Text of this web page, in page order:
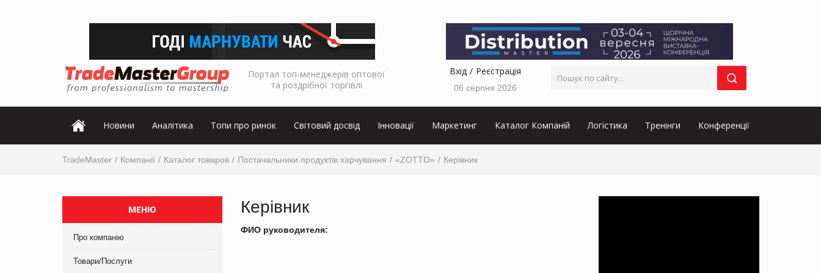
Портал топ-менеджерів оптової
та роздрібної торгівлі
Вхід Реєстрація
06 серпня 2026
Новини Аналітика Топи про ринок Світовий досвід Інновації Маркетинг Каталог Компаній Логістика Тренінги Конференції
TradeMaster Компанії Каталог товаров Постачальники продуктів харчування «ZOTTO» Керівник
МЕНЮ
Про компанію
Товари/Послуги
Керівник
ФИО руководителя: